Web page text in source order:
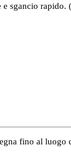
sgancio
fino al luogo